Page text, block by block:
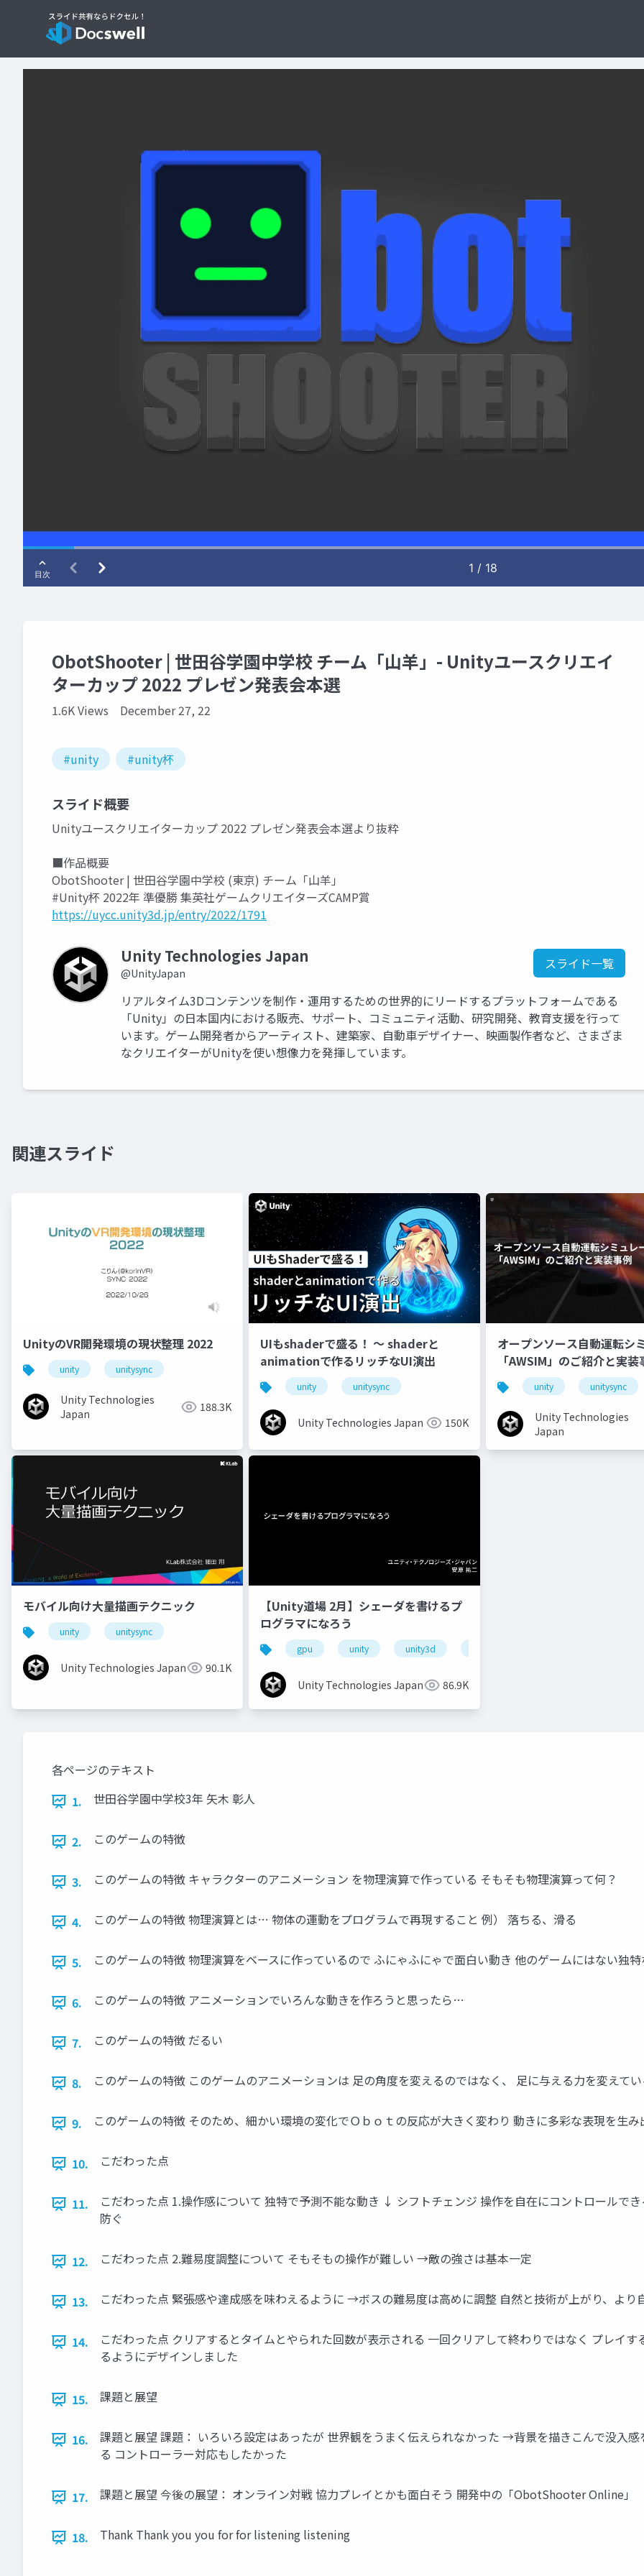
ObotShooter | 世田谷学園中学校 チーム「山羊」- Unityユースクリエイ
ターカップ 2022 プレゼン発表会本選
1.6K Views December 27, 22
#unity #unity杯
スライド概要
Unityユースクリエイターカップ 2022 プレゼン発表会本選より抜粋
■作品概要
ObotShooter | 世田谷学園中学校 (東京) チーム「山羊」
#Unity杯 2022年 準優勝 集英社ゲームクリエイターズCAMP賞
https://uycc.unity3d.jp/entry/2022/1791
Unity Technologies Japan
@UnityJapan
スライド一覧
リアルタイム3Dコンテンツを制作・運用するための世界的にリードするプラットフォームである
「Unity」の日本国内における販売、サポート、コミュニティ活動、研究開発、教育支援を行って
います。ゲーム開発者からアーティスト、建築家、自動車デザイナー、映画製作者など、さまざま
なクリエイターがUnityを使い想像力を発揮しています。
関連スライド
UnityのVR開発環境の現状整理 2022
unity unitysync
Unity Technologies
Japan
188.3K
UIもshaderで盛る！ 〜 shaderと
animationで作るリッチなUI演出
unity unitysync
Unity Technologies Japan 150K
オープンソース自動運転シ
「AWSIM」のご紹介と実装
unity unitysync
Unity Technologies
Japan
モバイル向け大量描画テクニック
unity unitysync
Unity Technologies Japan 90.1K
【Unity道場 2月】シェーダを書けるプ
ログラマになろう
gpu unity unity3d
Unity Technologies Japan 86.9K
各ページのテキスト
1.
世⽥⾕学園中学校3年 ⽮⽊ 彰⼈
2. このゲームの特徴
3. このゲームの特徴 キャラクターのアニメーション を物理演算で作っている そもそも物理演算って何？
4. このゲームの特徴 物理演算とは… 物体の運動をプログラムで再現すること 例） 落ちる、滑る
5. このゲームの特徴 物理演算をベースに作っているので ふにゃふにゃで⾯⽩い動き 他のゲームにはない独
6. このゲームの特徴 アニメーションでいろんな動きを作ろうと思ったら…
7. このゲームの特徴 だるい
8. このゲームの特徴 このゲームのアニメーションは ⾜の⾓度を変えるのではなく、 ⾜に与える⼒を変えてい
9. このゲームの特徴 そのため、細かい環境の変化でＯｂｏｔの反応が⼤きく変わり 動きに多彩な表現を⽣み
10. こだわった点
11.
こだわった点 1.操作感について 独特で予測不能な動き ↓ シフトチェンジ 操作を⾃在にコントロールで
防ぐ
12. こだわった点 2.難易度調整について そもそもの操作が難しい →敵の強さは基本⼀定
13. こだわった点 緊張感や達成感を味わえるように →ボスの難易度は⾼めに調整 ⾃然と技術が上がり、より
14.
こだわった点 クリアするとタイムとやられた回数が表⽰される ⼀回クリアして終わりではなく プレイ
るようにデザインしました
15. 課題と展望
16.
課題と展望 課題： いろいろ設定はあったが 世界観をうまく伝えられなかった →背景を描きこんで没⼊
る コントローラー対応もしたかった
17. 課題と展望 今後の展望： オンライン対戦 協⼒プレイとかも⾯⽩そう 開発中の「ObotShooter Online」
18. Thank Thank you you for for listening listening